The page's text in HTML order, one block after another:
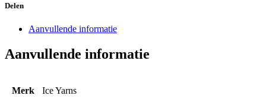
Delen
Aanvullende informatie
Aanvullende informatie
Merk Ice Yarns